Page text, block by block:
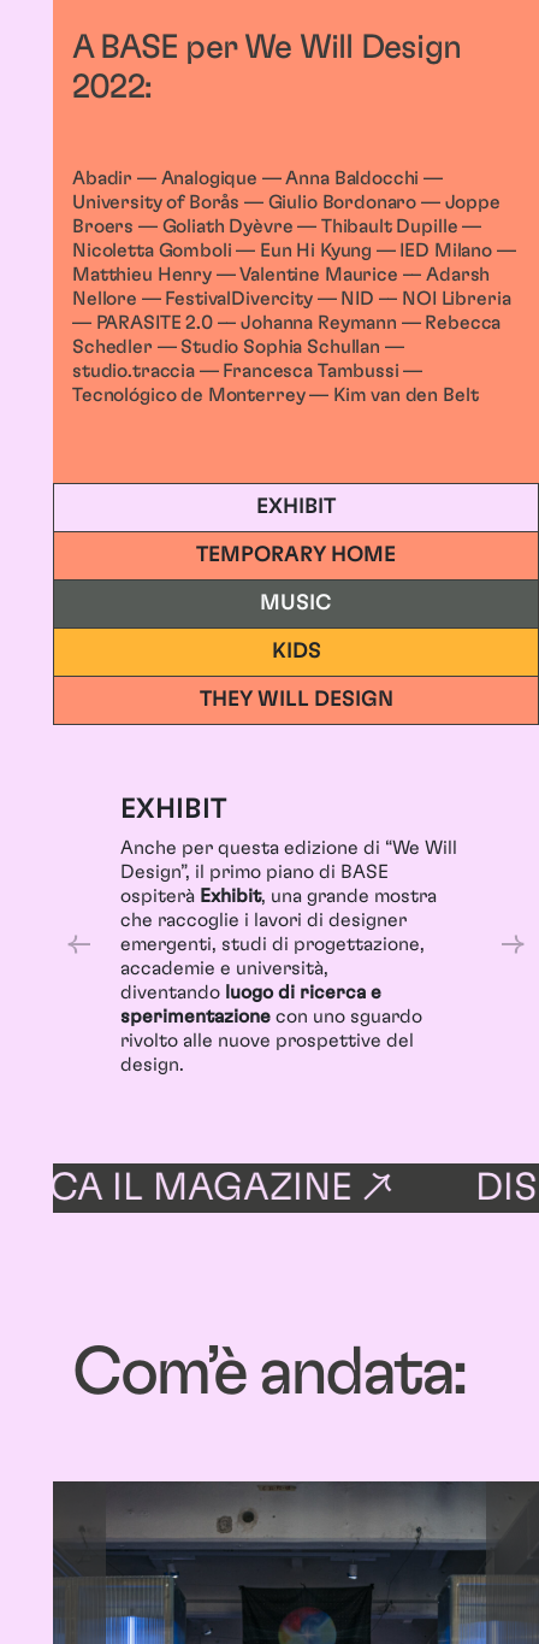
A BASE per We Will Design
2022:
Abadir –– Analogique –– Anna Baldocchi ––
University of Borås –– Giulio Bordonaro –– Joppe
Broers –– Goliath Dyèvre –– Thibault Dupille ––
Nicoletta Gomboli –– Eun Hi Kyung –– IED Milano ––
Matthieu Henry –– Valentine Maurice –– Adarsh
Nellore –– FestivalDivercity –– NID –– NOI Libreria
–– PARASITE 2.0 –– Johanna Reymann –– Rebecca
Schedler –– Studio Sophia Schullan ––
studio.traccia –– Francesca Tambussi ––
Tecnológico de Monterrey –– Kim van den Belt
EXHIBIT
TEMPORARY HOME
MUSIC
KIDS
THEY WILL DESIGN
EXHIBIT
Anche per questa edizione di “We Will
Design”, il primo piano di BASE
ospiterà Exhibit, una grande mostra
che raccoglie i lavori di designer
emergenti, studi di progettazione,
accademie e università,
diventando luogo di ricerca e
sperimentazione con uno sguardo
rivolto alle nuove prospettive del
design.
IL MAGAZINE ↗
Com’è andata: